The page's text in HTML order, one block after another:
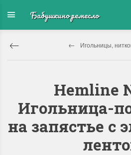
Бабушкино ремесло
Игольницы,
Hemline
Игольница-
на запястье c